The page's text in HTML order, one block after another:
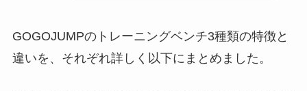
GOGOJUMPのトレーニングベンチ3種類の特徴と
違いを、それぞれ詳しく以下にまとめました。